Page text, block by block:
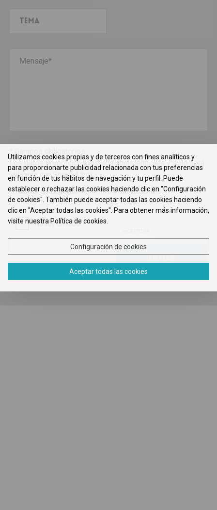
Los datos proporcionados son confidenciales y sólo será
utilizada por Grupo Alboi.
Estoy de acuerdo Términos y Condiciones
Utilizamos cookies propias y de terceros con fines analíticos y
para proporcionarte publicidad relacionada con tus preferencias
en función de tus hábitos de navegación y tu perfil. Puede
establecer o rechazar las cookies haciendo clic en "Configuración
de cookies". También puede aceptar todas las cookies haciendo
clic en "Aceptar todas las cookies". Para obtener más información,
visite nuestra Política de cookies.
Configuración de cookies
Aceptar todas las cookies